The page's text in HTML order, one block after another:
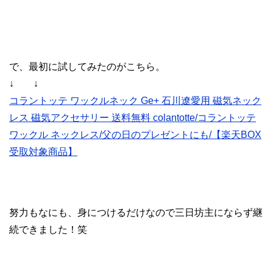
で、最初に試してみたのがこちら。
↓ ↓
コラントッテ ワックルネック Ge+ 石川遼愛用 磁気ネック
レス 磁気アクセサリー 送料無料 colantotte/コラントッテ
ワックル ネックレス/父の日のプレゼントにも/【楽天BOX
受取対象商品】
努力もなにも、身につけるだけなので三日坊主にならず継
続できました！笑